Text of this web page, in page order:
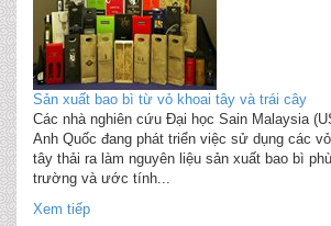
Sản xuất bao bì từ vỏ khoai tây và trái cây
Các nhà nghiên cứu Đại học Sain Malaysia
Anh Quốc đang phát triển việc sử dụng các
tây thải ra làm nguyên liệu sản xuất bao bì
trường và ước tính...
Xem tiếp